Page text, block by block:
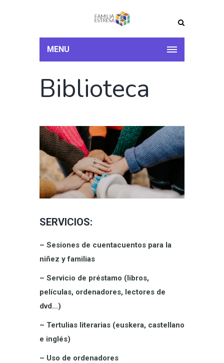
MENU
Biblioteca
SERVICIOS:
– Sesiones de cuentacuentos para la
niñez y familias
– Servicio de préstamo (libros,
películas, ordenadores, lectores de
dvd…)
– Tertulias literarias (euskera, castellano
e inglés)
– Uso de ordenadores